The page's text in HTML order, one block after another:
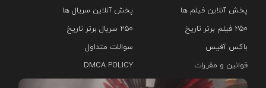
پخش آنلاین فیلم ها
پخش آنلاین سریال ها
۲۵۰ فیلم برتر تاریخ
۲۵۰ سریال برتر تاریخ
باکس آفیس
سوالات متداول
قوانین و مقررات
DMCA POLICY